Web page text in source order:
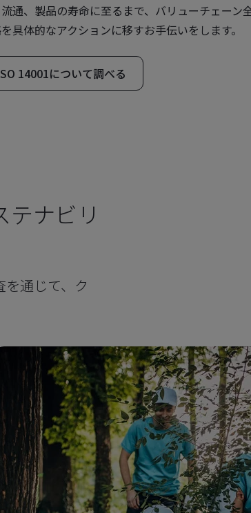
通、製品の寿命に至るまで、バリューチェーン
具体的なアクションに移すお手伝いをします。
14001について調べる
ナビリ
通じて、ク